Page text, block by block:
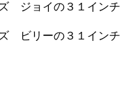
ズ ジョイの３１インチ
ズ ビリーの３１インチ